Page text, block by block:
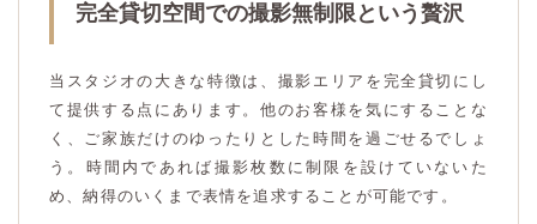
完全貸切空間での撮影無制限という贅沢
当スタジオの大きな特徴は、撮影エリアを完全貸切にし
て提供する点にあります。他のお客様を気にすることな
く、ご家族だけのゆったりとした時間を過ごせるでしょ
う。時間内であれば撮影枚数に制限を設けていないた
め、納得のいくまで表情を追求することが可能です。